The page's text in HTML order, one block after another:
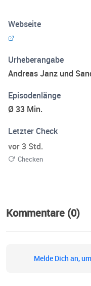
Waschbrettbäuche
Dazu geben sie den
Besuch von Sportlern
rund 30 Minuten lang.
Webseite
Urheberangabe
Andreas Janz und
Episodenlänge
Ø 33 Min.
Letzter Check
vor 3 Std.
Checken
Kommentare (0)
Melde Dich an,